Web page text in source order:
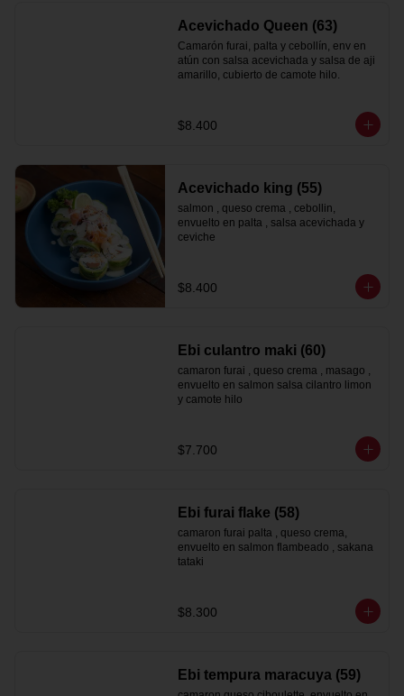
Acevichado Queen (63)
Camarón furai, palta y cebollín, env en
atún con salsa acevichada y salsa de aji
amarillo, cubierto de camote hilo.
$8.400
Acevichado king (55)
salmon , queso crema , cebollin,
envuelto en palta , salsa acevichada y
ceviche
$8.400
Ebi culantro maki (60)
camaron furai , queso crema , masago ,
envuelto en salmon salsa cilantro limon
y camote hilo
$7.700
Ebi furai flake (58)
camaron furai palta , queso crema,
envuelto en salmon flambeado , sakana
tataki
$8.300
Ebi tempura maracuya (59)